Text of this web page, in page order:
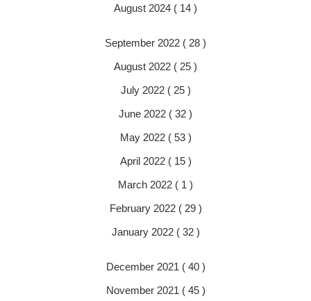
August 2024 ( 14 )
September 2022 ( 28 )
August 2022 ( 25 )
July 2022 ( 25 )
June 2022 ( 32 )
May 2022 ( 53 )
April 2022 ( 15 )
March 2022 ( 1 )
February 2022 ( 29 )
January 2022 ( 32 )
December 2021 ( 40 )
November 2021 ( 45 )